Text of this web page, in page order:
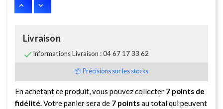
Livraison
Informations Livraison : 04 67 17 33 62
📦 Précisions sur les stocks
En achetant ce produit, vous pouvez collecter 7 points de
fidélité. Votre panier sera de 7 pointsau total qui peuvent